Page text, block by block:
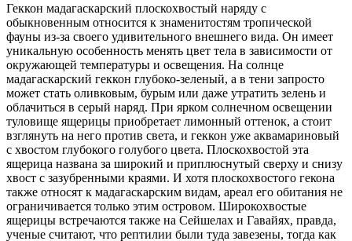
Геккон мадагаскарский плоскохвостый наряду с
обыкновенным относится к знаменитостям тропической
фауны из-за своего удивительного внешнего вида. Он имеет
уникальную особенность менять цвет тела в зависимости от
окружающей температуры и освещения. На солнце
мадагаскарский геккон глубоко-зеленый, а в тени запросто
может стать оливковым, бурым или даже утратить зелень и
облачиться в серый наряд. При ярком солнечном освещении
туловище ящерицы приобретает лимонный оттенок, а стоит
взглянуть на него против света, и геккон уже аквамариновый
с хвостом глубокого голубого цвета. Плоскохвостой эта
ящерица названа за широкий и приплюснутый сверху и снизу
хвост с зазубренными краями. И хотя плоскохвостого гекона
также относят к мадагаскарским видам, ареал его обитания не
ограничивается только этим островом. Широкохвостые
ящерицы встречаются также на Сейшелах и Гавайях, правда,
ученые считают, что рептилии были туда завезены, тогда как